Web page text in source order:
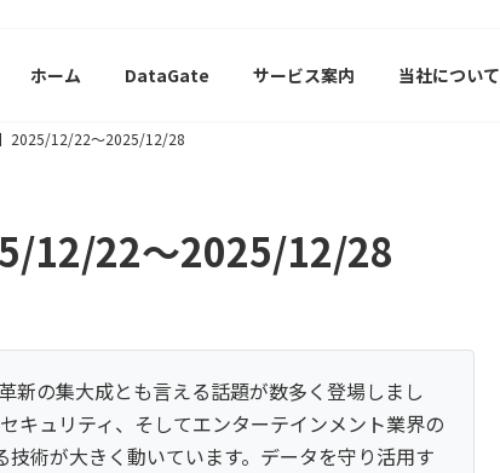
ホーム DataGate サービス案内 当社について
】2025/12/22〜2025/12/28
12/22〜2025/12/28
新の集大成とも言える話題が数多く登場しまし
キュリティ、そしてエンターテインメント業界の
術が大きく動いています。データを守り活用す